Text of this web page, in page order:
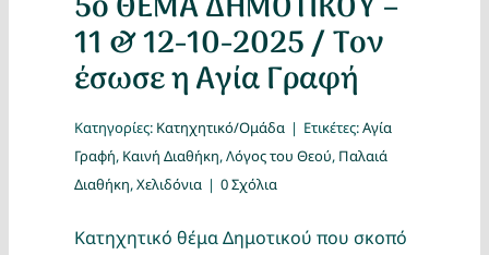
11 & 12-10-2025 / Τον
έσωσε η Αγία Γραφή
Κατηγορίες: Κατηχητικό/Ομάδα | Ετικέτες:Αγία
Γραφή, Καινή Διαθήκη,Λόγος του Θεού, Παλαιά
Διαθήκη,Χελιδόνια | 0 Σχόλια
Κατηχητικό θέμα Δημοτικού που σκοπό